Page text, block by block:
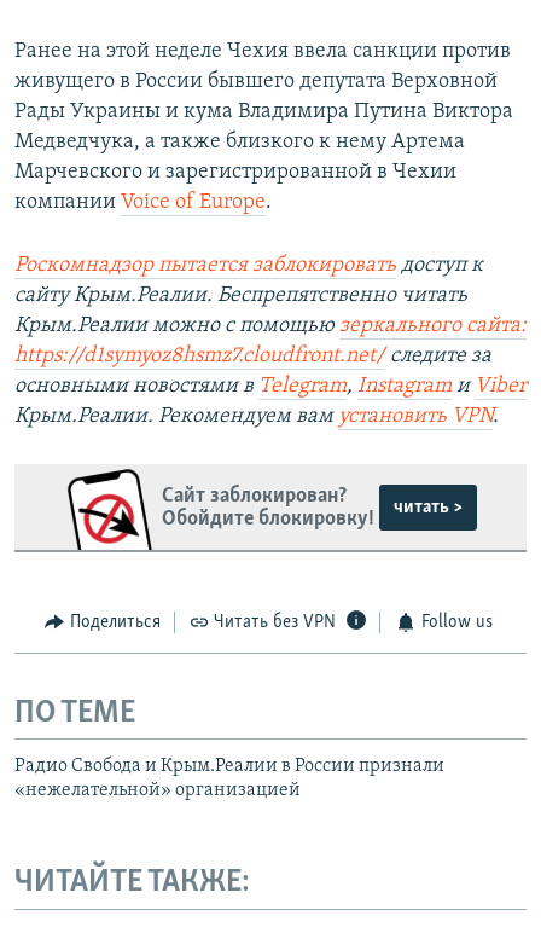
Ранее на этой неделе Чехия ввела санкции против
живущего в России бывшего депутата Верховной
Рады Украины и кума Владимира Путина Виктора
Медведчука, а также близкого к нему Артема
Марчевского и зарегистрированной в Чехии
компании Voice of Europe.
Роскомнадзор пытается заблокировать доступ к
сайту Крым.Реалии. Беспрепятственно читать
Крым.Реалии можно с помощью зеркального сайта:
https://d1symyoz8hsmz7.cloudfront.net/следите за
основными новостями в Telegram, Instagram и Viber
Крым.Реалии. Рекомендуем вам установить VPN.
Сайт заблокирован?
Обойдите блокировку!
читать >
Поделиться Читать без VPN Follow us
ПО ТЕМЕ
Радио Свобода и Крым.Реалии в России признали
«нежелательной» организацией
ЧИТАЙТЕ ТАКЖЕ: